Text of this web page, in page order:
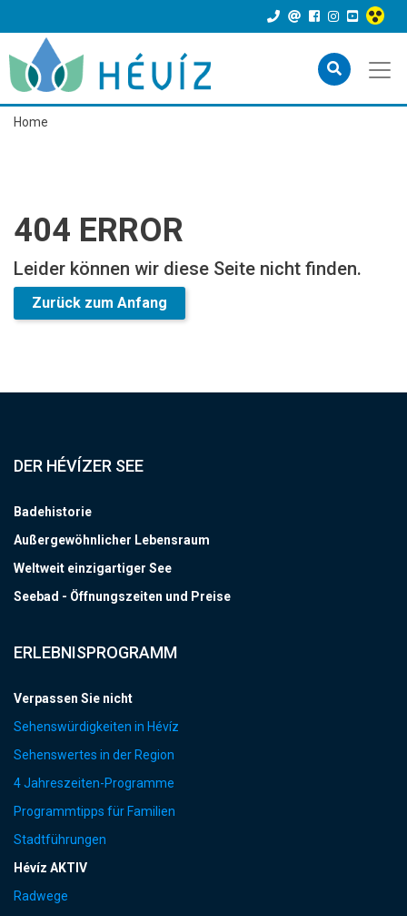
Home
404 ERROR
Leider können wir diese Seite nicht finden.
Zurück zum Anfang
DER HÉVÍZER SEE
Badehistorie
Außergewöhnlicher Lebensraum
Weltweit einzigartiger See
Seebad - Öffnungszeiten und Preise
ERLEBNISPROGRAMM
Verpassen Sie nicht
Sehenswürdigkeiten in Hévíz
Sehenswertes in der Region
4 Jahreszeiten-Programme
Programmtipps für Familien
Stadtführungen
Hévíz AKTIV
Radwege